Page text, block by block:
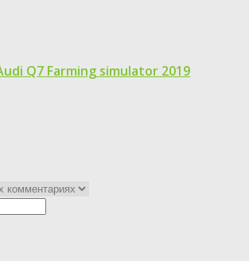
Q7 Farming simulator 2019